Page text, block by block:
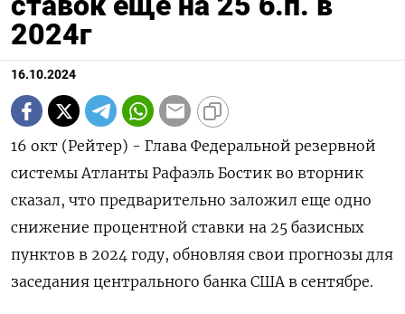
2024г
16.10.2024
16 окт (Рейтер) - Глава Федеральной резервной
системы Атланты Рафаэль Бостик во вторник
сказал, что предварительно заложил еще одно
снижение процентной ставки на 25 базисных
пунктов в 2024 году, обновляя свои прогнозы для
заседания центрального банка США в сентябре.